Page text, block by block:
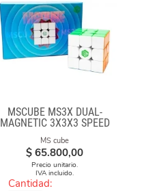
MSCUBE MS3X DUAL-
MAGNETIC 3X3X3 SPEED
CUBE STICKERLESS
MS cube
$ 65.800,00
Precio unitario.
IVA incluido.
Cantidad: